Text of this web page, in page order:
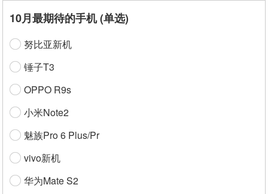
10月最期待的手机 (单选)
努比亚新机
锤子T3
OPPO R9s
小米Note2
魅族Pro 6 Plus/Pr
vivo新机
华为Mate S2